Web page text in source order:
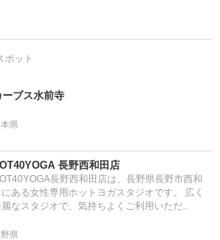
ポット
ーブス水前寺
県
長野西和田店
長野西和田店は、長野県長野市西和
にある女性専用ホットヨガスタジオです。 広く
麗なスタジオで、気持ちよくご利用いただ..
県